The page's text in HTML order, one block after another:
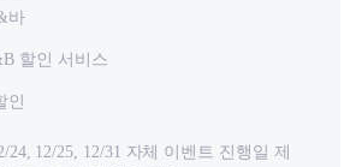
바
할인 서비스
인
24, 12/25, 12/31 자체 이벤트 진행일 제